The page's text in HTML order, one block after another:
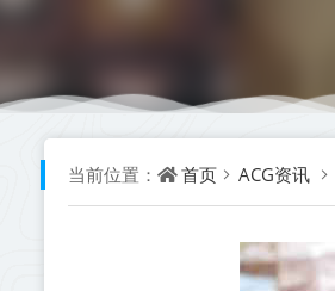
当前位置： 首页 ACG资讯